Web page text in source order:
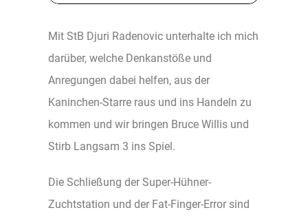
Mit StB Djuri Radenovic unterhalte ich mich
darüber, welche Denkanstöße und
Anregungen dabei helfen, aus der
Kaninchen-Starre raus und ins Handeln zu
kommen und wir bringen Bruce Willis und
Stirb Langsam 3 ins Spiel.
Die Schließung der Super-Hühner-
Zuchtstation und der Fat-Finger-Error sind